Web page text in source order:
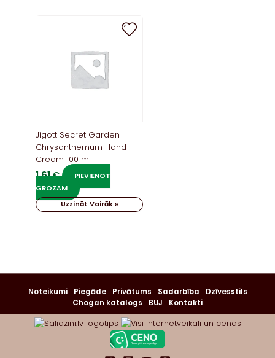
Jigott Secret Garden
Chrysanthemum Hand
Cream 100 ml
1,61€
PIEVIENOT
GROZAM
Uzzināt Vairāk »
Noteikumi Piegāde Privātums Sadarbība
Dzīvesstils
Chogan katalogs
BUJ Kontakti